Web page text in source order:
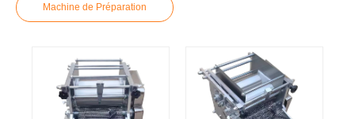
Machine de Préparation